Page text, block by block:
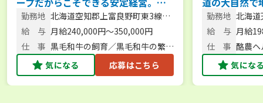
こだけのブランド牛を育てていま
す。月8休でプライベートも充実。
【安心して働ける制度/人気のふらの
エリアでのお仕事/転居費用支援】
勤務地 北海道空知郡上富良野町東3線北
24号
給 与 月給240,000円～350,000円
仕 事 黒毛和牛の飼育／黒毛和牛の繁
殖・子牛の育成／搾乳牛の飼養管
理
気になる 応募はこちら
で未経験か
勤務地 北海
14番地
給 与 月給
仕 事 酪農
師
気にな